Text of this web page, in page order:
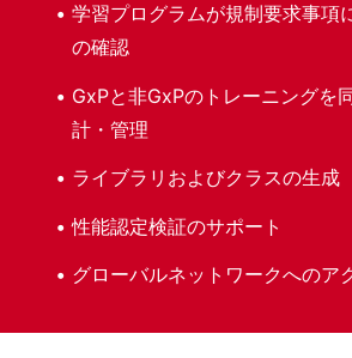
学習プログラムが規制要求事項
の確認
GxPと非GxPのトレーニングを
計・管理
ライブラリおよびクラスの生成
性能認定検証のサポート
グローバルネットワークへのア